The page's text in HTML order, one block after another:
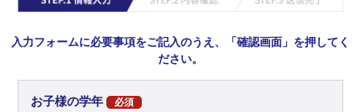
入力フォームに必要事項をご記入のうえ、「確認画面」を押してく
ださい。
お子様の学年 必須